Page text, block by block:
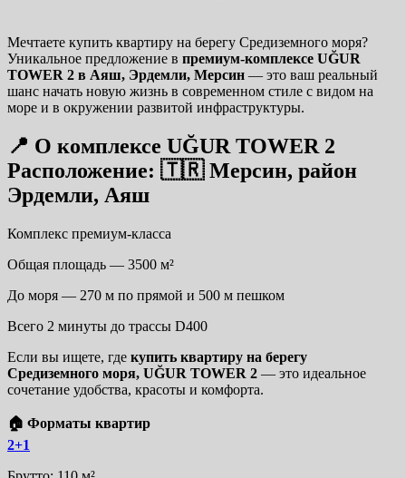
Мечтаете купить квартиру на берегу Средиземного моря?
Уникальное предложение в премиум‑комплексе UĞUR
TOWER 2 в Аяш, Эрдемли, Мерсин — это ваш реальный
шанс начать новую жизнь в современном стиле с видом на
море и в окружении развитой инфраструктуры.
📍 О комплексе UĞUR TOWER 2
Расположение: 🇹🇷 Мерсин, район
Эрдемли, Аяш
Комплекс премиум-класса
Общая площадь — 3500 м²
До моря — 270 м по прямой и 500 м пешком
Всего 2 минуты до трассы D400
Если вы ищете, где купить квартиру на берегу
Средиземного моря, UĞUR TOWER 2 — это идеальное
сочетание удобства, красоты и комфорта.
🏠 Форматы квартир
2+1